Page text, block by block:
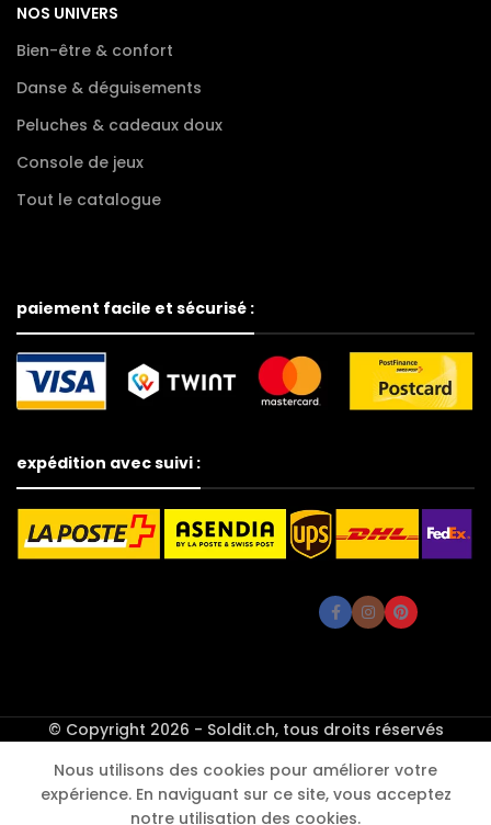
NOS UNIVERS
Bien-être & confort
Danse & déguisements
Peluches & cadeaux doux
Console de jeux
Tout le catalogue
paiement facile et sécurisé :
expédition avec suivi :
© Copyright 2026 - Soldit.ch, tous droits réservés
Nous utilisons des cookies pour améliorer votre
expérience. En naviguant sur ce site, vous acceptez
notre utilisation des cookies.
Peluche
ver à
soie
réaliste,
CHF29.90
En
stock
-
Alternative: